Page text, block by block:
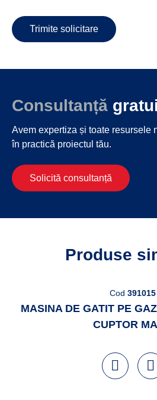
Trimite solicitare
Consultanță
Avem expertiza și toate resursele
în practică proiectul tău.
Solicită consultanță
Produse
Cod 391015
MASINA DE GATIT PE
CUPTOR